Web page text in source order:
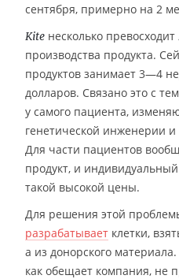
сентября, примерно на 2
Kite несколько превосходит
производства продукта.
продуктов занимает 3—4
долларов. Связано это с
у самого пациента,
генетической инженерии
Для части пациентов
продукт, и
такой высокой цены.
Для решения этой
разрабатывает клетки,
а из донорского
как обещает компания, не